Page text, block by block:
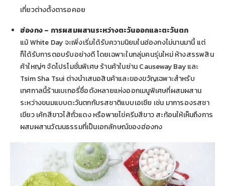
เที่ยวต่างตั้งตารอคอย
ฮ่องกง – การผสมผสานระหว่างตะวันออกและตะวันตก
แม้ White Day จะเพิ่งเริ่มได้รับความนิยมในฮ่องกงไม่นานมานี้ แต่
ก็ได้รับการตอบรับอย่างดี โดยเฉพาะในกลุ่มคนรุ่นใหม่ ห้างสรรพสิน
ค้าใหญ่ๆ จัดโปรโมชั่นพิเศษ ร้านค้าในย่าน Causeway Bay และ
Tsim Sha Tsui ต่างนำเสนอสินค้าและของขวัญเฉพาะสำหรับ
เทศกาลนี้ร้านเบเกอรี่ชื่อดังหลายแห่งออกเมนูพิเศษที่ผสมผสาน
ระหว่างขนมแบบตะวันตกกับรสชาติแบบเอเชีย เช่น มาการองรสชา
เขียว เค้กสีขาวไส้ถั่วแดง หรือพายไข่ครีมสีขาว สะท้อนให้เห็นถึงการ
ผสมผสานวัฒนธรรมที่เป็นเอกลักษณ์ของฮ่องกง